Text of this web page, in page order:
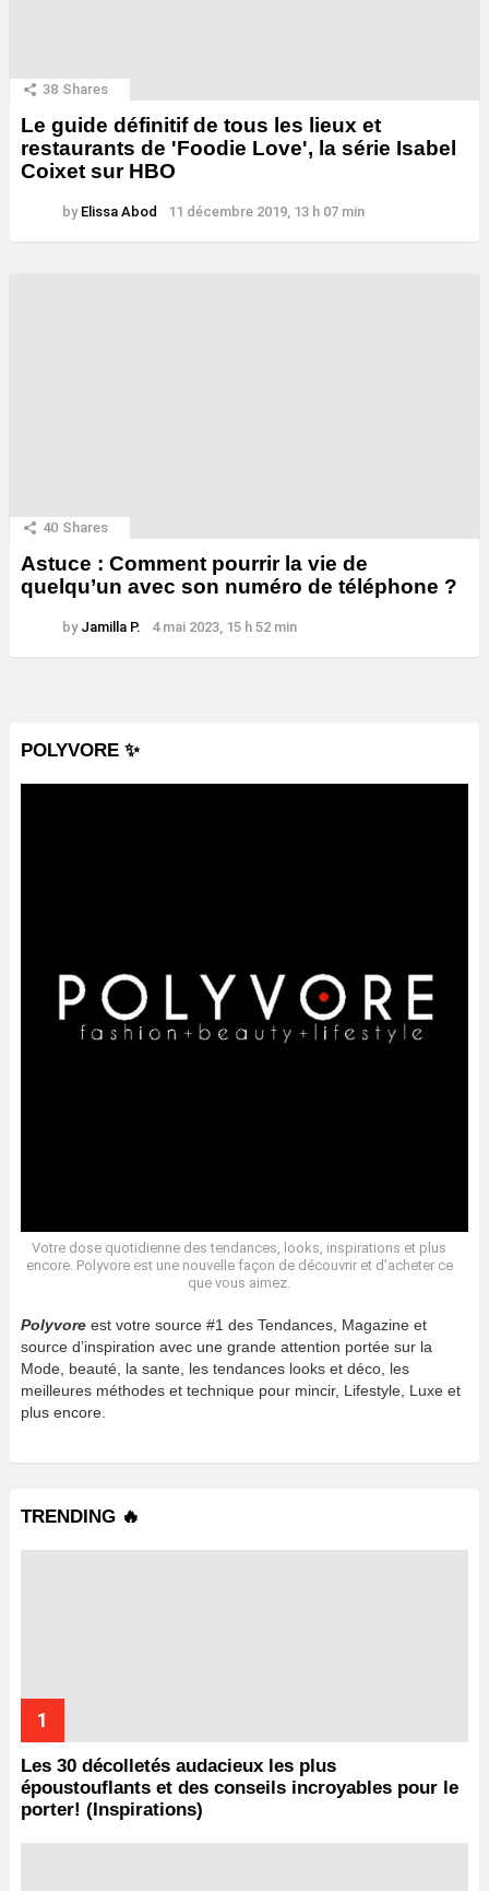
38 Shares
Le guide définitif de tous les lieux et
restaurants de 'Foodie Love', la série Isabel
Coixet sur HBO
by Elissa Abod 11 décembre 2019, 13 h 07 min
40 Shares
Astuce : Comment pourrir la vie de
quelqu’un avec son numéro de téléphone ?
by Jamilla P. 4 mai 2023, 15 h 52 min
POLYVORE ✨
Votre dose quotidienne des tendances, looks, inspirations et plus
encore. Polyvore est une nouvelle façon de découvrir et d’acheter ce
que vous aimez.
Polyvore est votre source #1 des Tendances, Magazine et
source d’inspiration avec une grande attention portée sur la
Mode, beauté, la sante, les tendances looks et déco, les
meilleures méthodes et technique pour mincir, Lifestyle, Luxe et
plus encore.
TRENDING 🔥
Les 30 décolletés audacieux les plus
époustouflants et des conseils incroyables pour le
porter! (Inspirations)